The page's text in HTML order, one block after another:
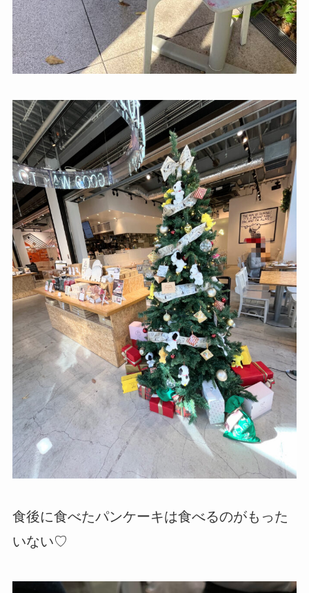
食後に食べたパンケーキは食べるのがもった
いない♡